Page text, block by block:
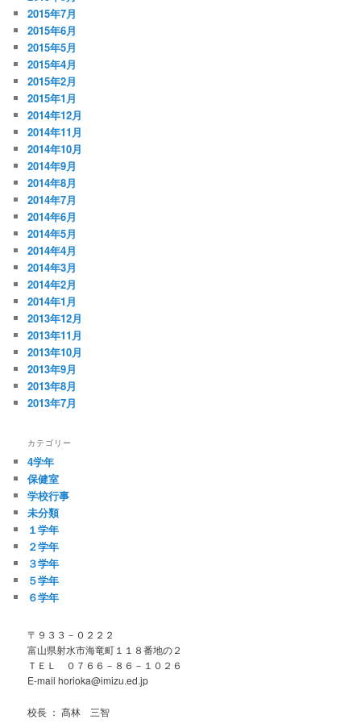
2015年7月
2015年6月
2015年5月
2015年4月
2015年2月
2015年1月
2014年12月
2014年11月
2014年10月
2014年9月
2014年8月
2014年7月
2014年6月
2014年5月
2014年4月
2014年3月
2014年2月
2014年1月
2013年12月
2013年11月
2013年10月
2013年9月
2013年8月
2013年7月
カテゴリー
4学年
保健室
学校行事
未分類
１学年
２学年
３学年
５学年
６学年
〒９３３－０２２２
富山県射水市海竜町１１８番地の２
ＴＥＬ ０７６６－８６－１０２６
E-mail horioka@imizu.ed.jp
校長 ： 髙林 三智